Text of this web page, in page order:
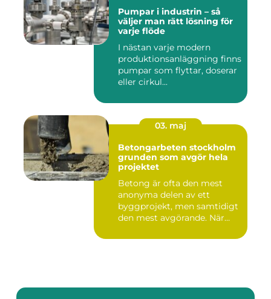
Pumpar i industrin – så
väljer man rätt lösning för
varje flöde
I nästan varje modern
produktionsanläggning finns
pumpar som flyttar, doserar
eller cirkul...
03. maj
Betongarbeten stockholm
grunden som avgör hela
projektet
Betong är ofta den mest
anonyma delen av ett
byggprojekt, men samtidigt
den mest avgörande. När